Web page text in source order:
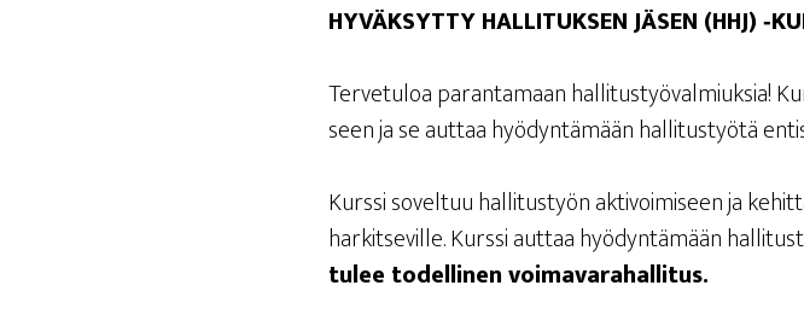
HYVÄK­SYT­TY HAL­LI­TUK­SEN JÄSEN (HHJ)
Ter­ve­tu­loa paran­ta­maan hal­li­tus­työ­val­miuk­sia!
seen ja se aut­taa hyö­dyn­tä­mään hal­li­tus­työ­tä
Kurs­si sovel­tuu hal­li­tus­työn akti­voi­mi­seen ja
har­kit­se­vil­le. Kurs­si aut­taa hyö­dyn­tä­mään
tulee todel­li­nen voimavarahallitus.